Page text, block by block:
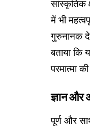
सांस्कृतिक
में भी
गुरुनानक
बताया कि
परमात्मा
ज्ञान और
पूर्ण और